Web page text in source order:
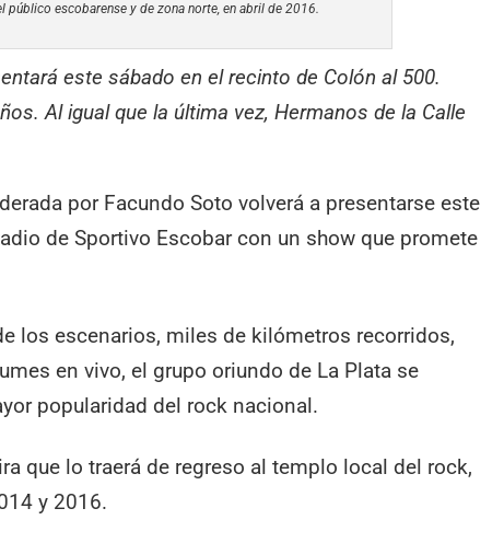
público escobarense y de zona norte, en abril de 2016.
este sábado en el recinto de Colón al 500.
Al igual que la última vez, Hermanos de la Calle
por Facundo Soto volverá a presentarse este
de Sportivo Escobar con un show que promete
los escenarios, miles de kilómetros recorridos,
en vivo, el grupo oriundo de La Plata se
popularidad del rock nacional.
que lo traerá de regreso al templo local del rock,
y 2016.